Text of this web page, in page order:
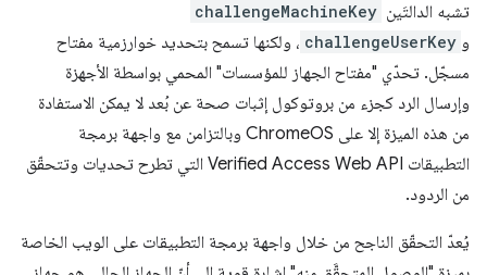
تشبه الدالتَين challengeMachineKey
و challengeUserKey ، ولكنها تسمح بتحديد خوارزمية مفتاح
مسجّل. تحدّي "مفتاح الجهاز للمؤسسات" المحمي بواسطة الأجهزة
وإرسال الرد كجزء من بروتوكول إثبات صحة عن بُعد لا يمكن الاستفادة
من هذه الميزة إلا على ChromeOS وبالتزامن مع واجهة برمجة
التطبيقات Verified Access Web API التي تطرح تحديات وتتحقّق
من الردود.
يُعدّ التحقّق الناجح من خلال واجهة برمجة التطبيقات على الويب الخاصة